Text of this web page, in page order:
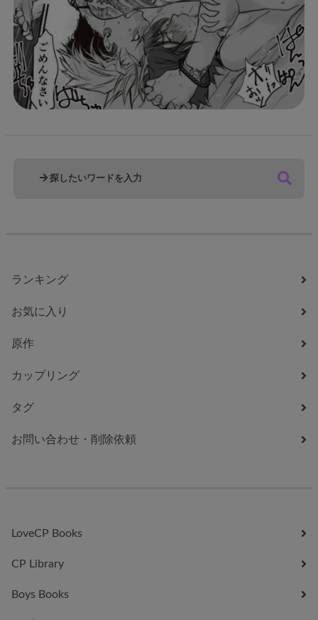
ランキング
お気に入り
原作
カップリング
タグ
お問い合わせ・削除依頼
LoveCP Books
CP Library
Boys Books